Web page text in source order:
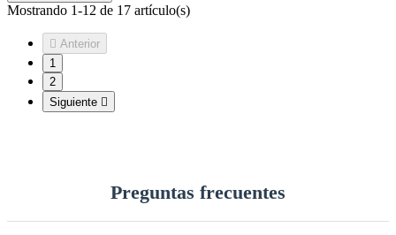
Mostrando 1-12 de 17 artículo(s)
 Anterior
1
2
Siguiente 
Preguntas frecuentes